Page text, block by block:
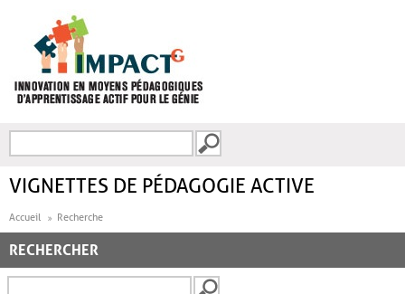
FORMULAIRE DE
VIGNETTES DE PÉDAGOGIE ACTIVE
Accueil Recherche
RECHERCHER